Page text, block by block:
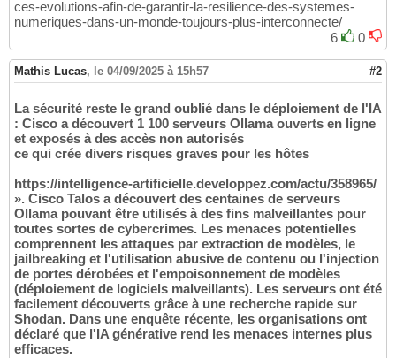
ces-evolutions-afin-de-garantir-la-resilience-des-systemes-
numeriques-dans-un-monde-toujours-plus-interconnecte/
6
0
Mathis Lucas, le 04/09/2025 à 15h57 #2
La sécurité reste le grand oublié dans le déploiement de l'IA
: Cisco a découvert 1 100 serveurs Ollama ouverts en ligne
et exposés à des accès non autorisés
ce qui crée divers risques graves pour les hôtes
https://intelligence-artificielle.developpez.com/actu/358965/
». Cisco Talos a découvert des centaines de serveurs
Ollama pouvant être utilisés à des fins malveillantes pour
toutes sortes de cybercrimes. Les menaces potentielles
comprennent les attaques par extraction de modèles, le
jailbreaking et l'utilisation abusive de contenu ou l'injection
de portes dérobées et l'empoisonnement de modèles
(déploiement de logiciels malveillants). Les serveurs ont été
facilement découverts grâce à une recherche rapide sur
Shodan. Dans une enquête récente, les organisations ont
déclaré que l'IA générative rend les menaces internes plus
efficaces.